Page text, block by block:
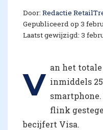
Door: Redactie
Gepubliceerd op 3
Laatst gewijzigd: 3
V an het
inmiddels
flink
becijfert Visa.